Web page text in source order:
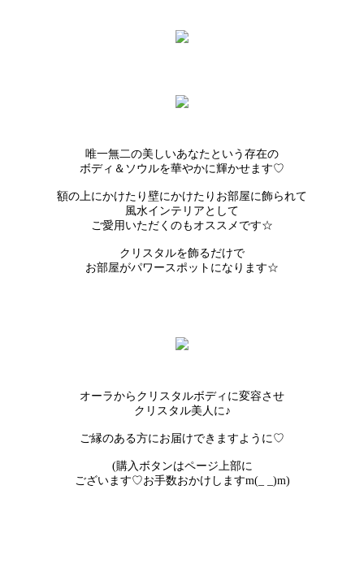
唯一無二の美しいあなたという存在の
ボディ＆ソウルを華やかに輝かせます♡
額の上にかけたり壁にかけたりお部屋に飾られて
風水インテリアとして
ご愛用いただくのもオススメです☆
クリスタルを飾るだけで
お部屋がパワースポットになります☆
オーラからクリスタルボディに変容させ
クリスタル美人に♪
ご縁のある方にお届けできますように♡
(購入ボタンはページ上部に
ございます♡お手数おかけしますm(_ _)m)